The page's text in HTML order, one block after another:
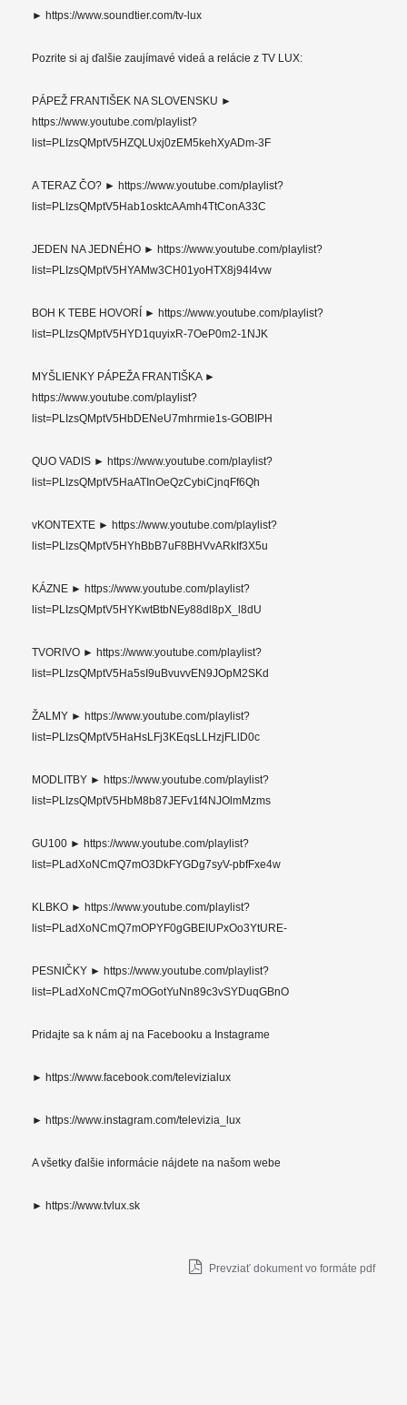
► https://www.soundtier.com/tv-lux
Pozrite si aj ďalšie zaujímavé videá a relácie z TV LUX:
PÁPEŽ FRANTIŠEK NA SLOVENSKU ►
https://www.youtube.com/playlist?
list=PLIzsQMptV5HZQLUxj0zEM5kehXyADm-3F
A TERAZ ČO? ► https://www.youtube.com/playlist?
list=PLIzsQMptV5Hab1osktcAAmh4TtConA33C
JEDEN NA JEDNÉHO ► https://www.youtube.com/playlist?
list=PLIzsQMptV5HYAMw3CH01yoHTX8j94I4vw
BOH K TEBE HOVORÍ ► https://www.youtube.com/playlist?
list=PLIzsQMptV5HYD1quyixR-7OeP0m2-1NJK
MYŠLIENKY PÁPEŽA FRANTIŠKA ►
https://www.youtube.com/playlist?
list=PLIzsQMptV5HbDENeU7mhrmie1s-GOBIPH
QUO VADIS ► https://www.youtube.com/playlist?
list=PLIzsQMptV5HaATInOeQzCybiCjnqFf6Qh
vKONTEXTE ► https://www.youtube.com/playlist?
list=PLIzsQMptV5HYhBbB7uF8BHVvARkIf3X5u
KÁZNE ► https://www.youtube.com/playlist?
list=PLIzsQMptV5HYKwtBtbNEy88dl8pX_l8dU
TVORIVO ► https://www.youtube.com/playlist?
list=PLIzsQMptV5Ha5sI9uBvuvvEN9JOpM2SKd
ŽALMY ► https://www.youtube.com/playlist?
list=PLIzsQMptV5HaHsLFj3KEqsLLHzjFLlD0c
MODLITBY ► https://www.youtube.com/playlist?
list=PLIzsQMptV5HbM8b87JEFv1f4NJOlmMzms
GU100 ► https://www.youtube.com/playlist?
list=PLadXoNCmQ7mO3DkFYGDg7syV-pbfFxe4w
KLBKO ► https://www.youtube.com/playlist?
list=PLadXoNCmQ7mOPYF0gGBEIUPxOo3YtURE-
PESNIČKY ► https://www.youtube.com/playlist?
list=PLadXoNCmQ7mOGotYuNn89c3vSYDuqGBnO
Pridajte sa k nám aj na Facebooku a Instagrame
► https://www.facebook.com/televizialux
► https://www.instagram.com/televizia_lux
A všetky ďalšie informácie nájdete na našom webe
► https://www.tvlux.sk
Prevziať dokument vo formáte pdf